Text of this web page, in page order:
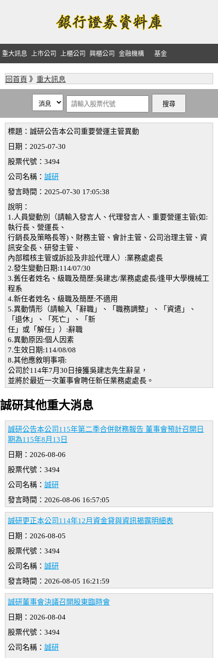
重大訊息 上市公司 上櫃公司 興櫃公司 金融機構 基金
回首頁 》 重大訊息
標題：誠研公告本公司重要營運主管異動
日期：2025-07-30
股票代號：3494
公司名稱： 誠研
發言時間：2025-07-30 17:05:38
說明：
1.人員變動別（請輸入發言人、代理發言人、重要營運主管(如:
執行長、營運長、
行銷長及策略長等)、財務主管、會計主管、公司治理主管、資
訊安全長、研發主管、
內部稽核主管或訴訟及非訟代理人）:業務處處長
2.發生變動日期:114/07/30
3.舊任者姓名、級職及簡歷:吳建志/業務處處長/逢甲大學機械工
程系
4.新任者姓名、級職及簡歷:不適用
5.異動情形（請輸入「辭職」、「職務調整」、「資遣」、
「退休」、「死亡」、「新
任」或「解任」）:辭職
6.異動原因:個人因素
7.生效日期:114/08/08
8.其他應敘明事項:
公司於114年7月30日接獲吳建志先生辭呈，
並將於最近一次董事會聘任新任業務處處長。
誠研其他重大消息
誠研公告本公司115年第二季合併財務報告 董事會預計召開日
期為115年8月13日
日期：2026-08-06
股票代號：3494
公司名稱： 誠研
發言時間：2026-08-06 16:57:05
誠研更正本公司114年12月資金貸與資訊揭露明細表
日期：2026-08-05
股票代號：3494
公司名稱： 誠研
發言時間：2026-08-05 16:21:59
誠研董事會決議召開股東臨時會
日期：2026-08-04
股票代號：3494
公司名稱： 誠研